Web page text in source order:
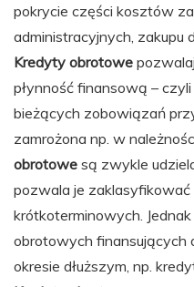
pokrycie części kosztów
administracyjnych, zakupu
Kredyty obrotowe
płynność finansową –
bieżących zobowiązań
zamrożona np. w
obrotowe są zwykle
pozwala je
krótkoterminowych.
obrotowych finansujących
okresie dłuższym, np.